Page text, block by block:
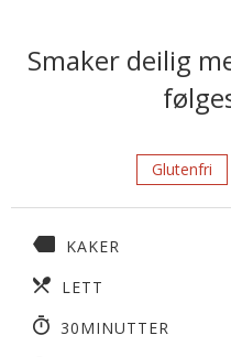
Smaker deilig
Glutenfri
KAKER
LETT
30MINUTTER